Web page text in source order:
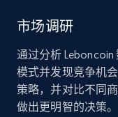
Business
5.3K+
市场调研
通过分析
模式并发现竞争机
策略，并对比不同
做出更明智的决策。